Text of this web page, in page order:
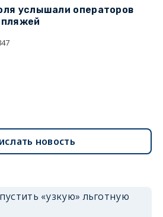
услышали операторов
пляжей
новость
«узкую» льготную